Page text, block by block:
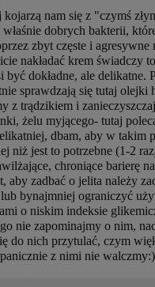
kojarzą nam się z "czymś
dobrych bakterii,
zbyt częste i
nakładać krem
być dokładne, ale
sprawdzają się tutaj
z trądzikiem i
żelu myjącego- tutaj
dbam, aby w takim
niż jest to potrzebne (1-2
chroniące barierę
zadbać o jelita należy
bynajmniej ograniczyć
o niskim indeksie
nie zapominajmy o nim,
do nich przytulać, czym
z nimi nie walczmy:)